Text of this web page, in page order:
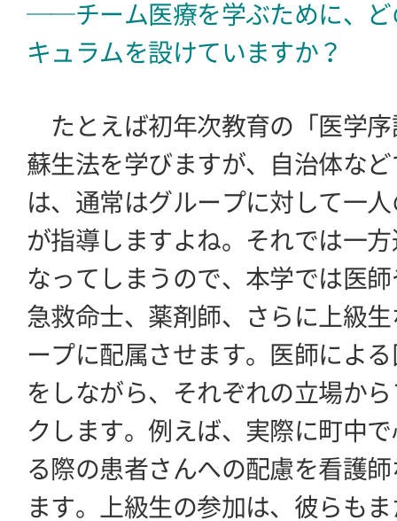
──チーム医療を学ぶために、ど
キュラムを設けていますか？
たとえば初年次教育の「医学序
蘇生法を学びますが、自治体な
は、通常はグループに対して一
が指導しますよね。それでは一
なってしまうので、本学では医
急救命士、薬剤師、さらに上級
ープに配属させます。医師によ
をしながら、それぞれの立場か
クします。例えば、実際に町中
る際の患者さんへの配慮を看護
ます。上級生の参加は、彼らも